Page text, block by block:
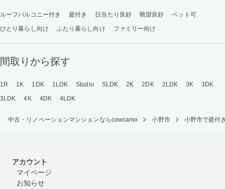
ルーフバルコニー付き 庭付き 日当たり良好 眺望良好
ペット可
ひとり暮らし向け
ふたり暮らし向け ファミリー向け
間取りから探す
1R 1K 1DK 1LDK Studio SLDK 2K 2DK 2LDK 3K
3DK
3LDK
4K 4DK 4LDK
中古・リノベーションマンションならcowcamo 小野市 小野市で庭付
アカウント
マイページ
お知らせ